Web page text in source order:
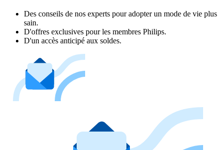
Des conseils de nos experts pour adopter un mode de vie plus
sain.
D'offres exclusives pour les membres Philips.
D'un accès anticipé aux soldes.